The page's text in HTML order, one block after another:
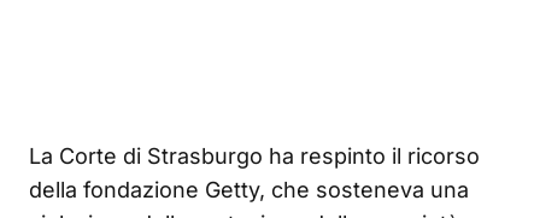
La Corte di Strasburgo ha respinto il ricorso
della fondazione Getty, che sosteneva una